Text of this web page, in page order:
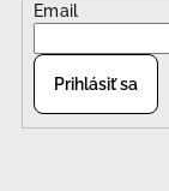
Email
Prihlásiť sa